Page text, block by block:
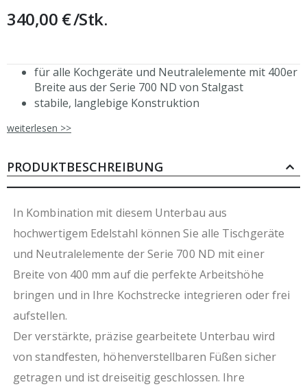
340,00 €/Stk.
für alle Kochgeräte und Neutralelemente mit 400er
Breite aus der Serie 700 ND von Stalgast
stabile, langlebige Konstruktion
Inkl. vierfach höhenverstellbarer Regalboden
hochwertiger Edelstahl
Flügeltür zum Nachrüsten erhältlich
Kochstrecke
ressourcenschonende, polnische Produktion von
Stalgast
weiterlesen >>
PRODUKTBESCHREIBUNG
In Kombination mit diesem Unterbau aus
hochwertigem Edelstahl können Sie alle Tischgeräte
und Neutralelemente der Serie 700 ND mit einer
Breite von 400 mm auf die perfekte Arbeitshöhe
bringen und in Ihre Kochstrecke integrieren oder frei
aufstellen.
Der verstärkte, präzise gearbeitete Unterbau wird
von standfesten, höhenverstellbaren Füßen sicher
getragen und ist dreiseitig geschlossen. Ihre